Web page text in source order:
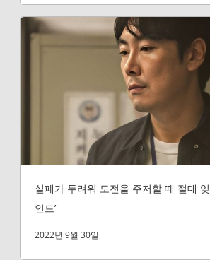
실패가 두려워 도전을 주저할 때 절대
인드’
2022년 9월 30일